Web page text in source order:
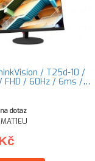
/ T25d-10 /
FHD / 60Hz / 6ms /
dotaz